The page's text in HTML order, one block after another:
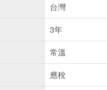
台灣
3年
常溫
應稅